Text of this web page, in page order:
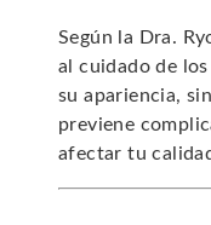
Según la Dra.
al cuidado de
su apariencia,
previene
afectar tu